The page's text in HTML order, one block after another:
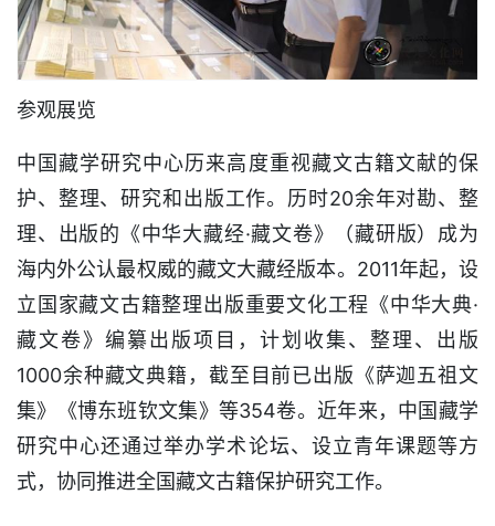
参观展览
中国藏学研究中心历来高度重视藏文古籍文献的保
护、整理、研究和出版工作。历时20余年对勘、整
理、出版的《中华大藏经·藏文卷》（藏研版）成为
海内外公认最权威的藏文大藏经版本。2011年起，设
立国家藏文古籍整理出版重要文化工程《中华大典·
藏文卷》编纂出版项目，计划收集、整理、出版
1000余种藏文典籍，截至目前已出版《萨迦五祖文
集》《博东班钦文集》等354卷。近年来，中国藏学
研究中心还通过举办学术论坛、设立青年课题等方
式，协同推进全国藏文古籍保护研究工作。